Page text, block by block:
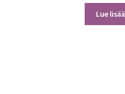
Lue lisää